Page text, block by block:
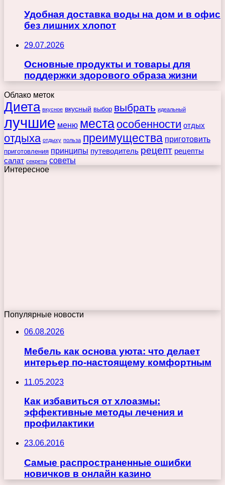
Удобная доставка воды на дом и в офис
без лишних хлопот
29.07.2026
Основные продукты и товары для
поддержки здорового образа жизни
Облако меток
Диета вкусное вкусный выбор выбрать идеальный
лучшие меню места особенности отдых
отдыха отдыху польза преимущества приготовить
приготовления принципы путеводитель рецепт рецепты
салат секреты советы
Интересное
Популярные новости
06.08.2026
Мебель как основа уюта: что делает
интерьер по-настоящему комфортным
11.05.2023
Как избавиться от хлоазмы:
эффективные методы лечения и
профилактики
23.06.2016
Самые распространенные ошибки
новичков в онлайн казино